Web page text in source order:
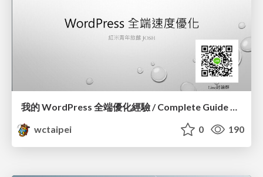
我的 WordPress 全端優化經驗 / Complete Guide of Optimizing WordPress_蕭宗仁 / Josh Hsiao
wctaipei
0 190